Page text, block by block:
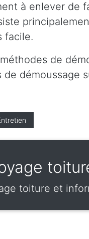
à enlever de
facile.
de
démoussage
toiture et